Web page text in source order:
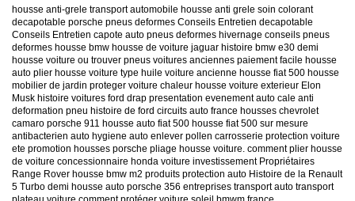
housse anti-grele transport automobile housse anti grele soin colorant
decapotable porsche pneus deformes Conseils Entretien decapotable
Conseils Entretien capote auto pneus deformes hivernage conseils pneus
deformes housse bmw housse de voiture jaguar histoire bmw e30 demi
housse voiture ou trouver pneus voitures anciennes paiement facile housse
auto plier housse voiture type huile voiture ancienne housse fiat 500 housse
mobilier de jardin proteger voiture chaleur housse voiture exterieur Elon
Musk histoire voitures ford drap presentation evenement auto cale anti
deformation pneu histoire de ford circuits auto france housses chevrolet
camaro porsche 911 housse auto fiat 500 housse fiat 500 sur mesure
antibacterien auto hygiene auto enlever pollen carrosserie protection voiture
ete promotion housses porsche pliage housse voiture. comment plier housse
de voiture concessionnaire honda voiture investissement Propriétaires
Range Rover housse bmw m2 produits protection auto Histoire de la Renault
5 Turbo demi housse auto porsche 356 entreprises transport auto transport